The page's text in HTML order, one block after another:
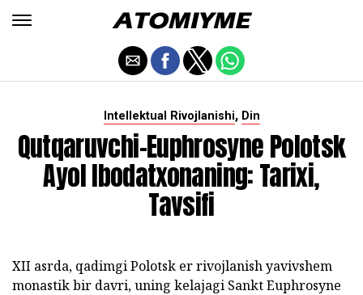
Intellektual Rivojlanishi, Din
Qutqaruvchi-Euphrosyne Polotsk
Ayol Ibodatxonaning: Tarixi,
Tavsifi
XII asrda, qadimgi Polotsk er rivojlanish yavivshem
monastik bir davri, uning kelajagi Sankt Euphrosyne